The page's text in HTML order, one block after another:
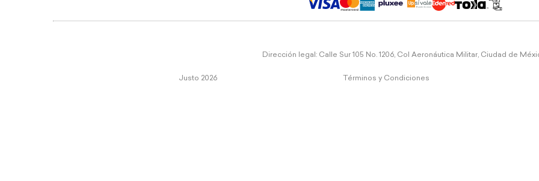
Dirección legal: Calle Sur 105 No. 1206, Col Aeronáutica Militar, Ciudad de
Justo 2026 Términos y Condiciones